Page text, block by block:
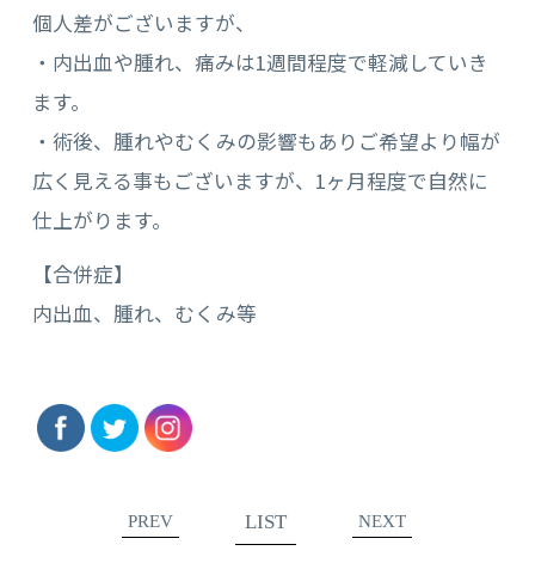
個人差がございますが、
・内出血や腫れ、痛みは1週間程度で軽減していき
ます。
・術後、腫れやむくみの影響もありご希望より幅が
広く見える事もございますが、1ヶ月程度で自然に
仕上がります。
【合併症】
内出血、腫れ、むくみ等
PREV LIST NEXT